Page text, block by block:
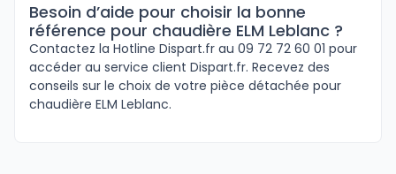
Besoin d’aide pour choisir la bonne
référence pour chaudière ELM Leblanc ?
Contactez la Hotline Dispart.fr au 09 72 72 60 01 pour
accéder au service client Dispart.fr. Recevez des
conseils sur le choix de votre pièce détachée pour
chaudière ELM Leblanc.